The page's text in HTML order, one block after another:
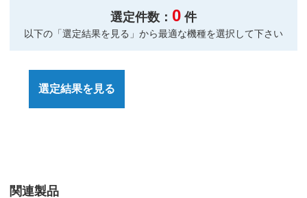
選定件数： 0 件
以下の「選定結果を見る」から最適な機種を選択して下さい
選定結果を見る
関連製品